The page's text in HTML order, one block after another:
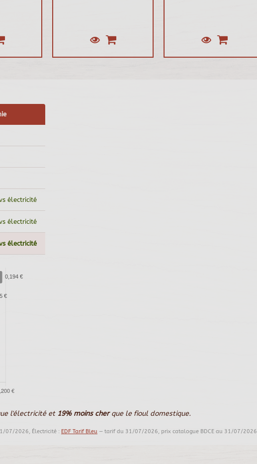
électricité
électricité
électricité
l'électricité et 19% moins cherque le fioul domestique.
07/2026, Électricité : EDF Tarif Bleu — tarif du 31/07/2026, prix catalogue BDCE au 31/07/2026